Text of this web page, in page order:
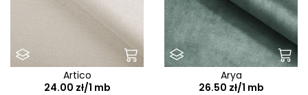
Artico
24.00 zł/1 mb
Arya
26.50 zł/1 mb